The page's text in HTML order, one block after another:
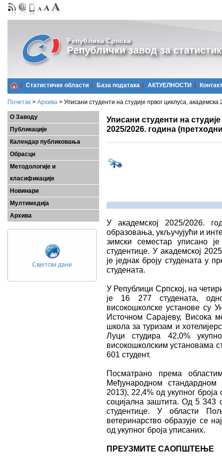
Република Српска
Републички завод за
Статистичке области Базa података АКТУЕЛНОСТИ Контакт
Почетак > Архива > Уписани студенти на студије првог циклуса,
О Заводу
Публикације
Календар публиковања
Обрасци
Методологије и
класификације
Новинари
Мултимедија
Архива
Свјетски дани
Уписани студенти на
2025/2026. година
У академској 2025/2026.
образовања, укључујући и
зимски семестар уписано
студентице. У академској
је једнак броју студената у
студената.
У Републици Српској, на
је 16 277 студената,
високошколске установе су
Источном Сарајеву, Висока
школа за туризам и
Луци студира 42,0%
високошколским установама
601 студент.
Посматрано према
Међународном стандардном
2013), 22,4% од укупног броја
социјална заштита. Од 5 343
студентице. У области
ветеринарство образује се
од укупног броја уписаних.
ПРЕУЗМИТЕ САОПШТЕЊЕ